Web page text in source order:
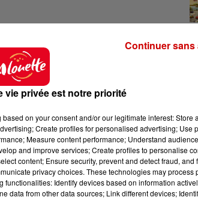
vie privée est notre priorité
on your consent and/or our legitimate interest: Store
Create profiles for personalised advertising; Use
Measure content performance; Understand
and improve services; Create profiles to personalise
content; Ensure security, prevent and detect fraud, and
privacy choices. These technologies may process
Identify devices based on information
data from other data sources; Link different devices;
Continuer sans